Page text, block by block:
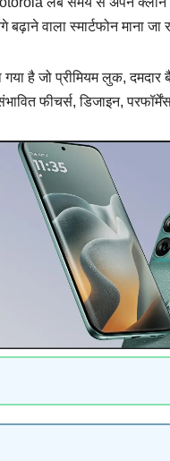
वाला स्मार्टफोन माना जा
है जो प्रीमियम लुक,
फीचर्स, डिजाइन,